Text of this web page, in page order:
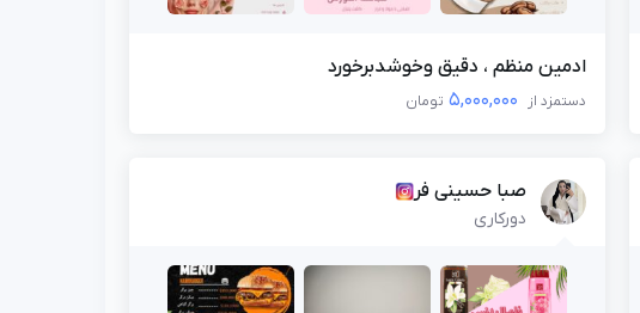
ادمین منظم ، دقیق وخوشدبرخورد
دستمزد از 5,000,000 تومان
صبا حسینی فر
دورکاری